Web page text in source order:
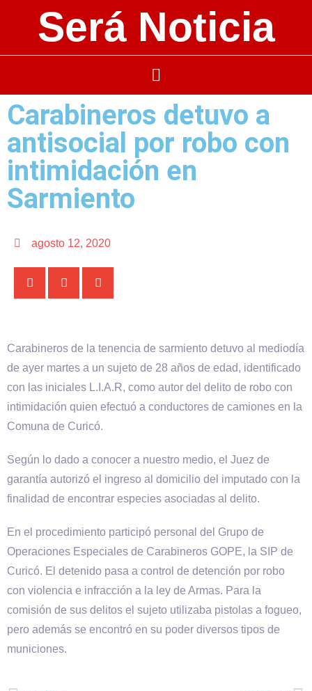
Será Noticia
Carabineros detuvo a
antisocial por robo con
intimidación en
Sarmiento
agosto 12, 2020
Carabineros de la tenencia de sarmiento detuvo al mediodía
de ayer martes a un sujeto de 28 años de edad, identificado
con las iniciales L.I.A.R, como autor del delito de robo con
intimidación quien efectuó a conductores de camiones en la
Comuna de Curicó.
Según lo dado a conocer a nuestro medio, el Juez de
garantía autorizó el ingreso al domicilio del imputado con la
finalidad de encontrar especies asociadas al delito.
En el procedimiento participó personal del Grupo de
Operaciones Especiales de Carabineros GOPE, la SIP de
Curicó. El detenido pasa a control de detención por robo
con violencia e infracción a la ley de Armas. Para la
comisión de sus delitos el sujeto utilizaba pistolas a fogueo,
pero además se encontró en su poder diversos tipos de
municiones.